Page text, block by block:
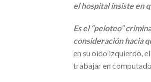
el hospital insiste en
Es el “peloteo”
consideración hacia
en su oído izquierdo,
trabajar en